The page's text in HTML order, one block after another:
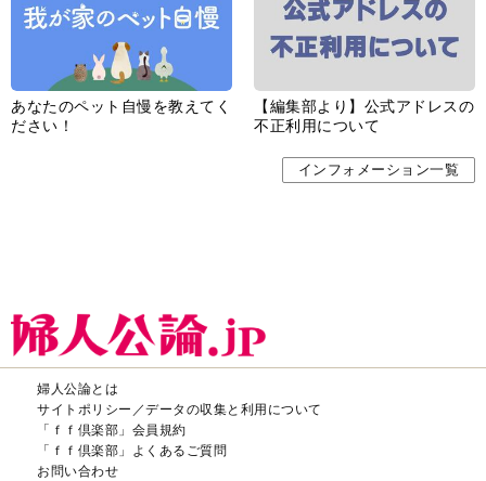
あなたのペット自慢を教えてく
ださい！
【編集部より】公式アドレスの
不正利用について
インフォメーション一覧
婦人公論とは
サイトポリシー／データの収集と利用について
「ｆｆ倶楽部」会員規約
「ｆｆ倶楽部」よくあるご質問
お問い合わせ